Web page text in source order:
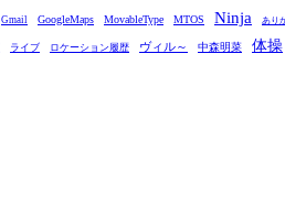
Gmail GoogleMaps MovableType MTOS Ninja あり
ライブ ロケーション履歴 ヴィル～ 中森明菜 体操